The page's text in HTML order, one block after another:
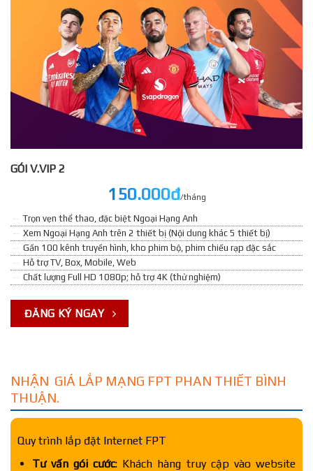
GÓI V.VIP 2
150.000đ/tháng
Trọn vẹn thể thao, đặc biệt Ngoại Hạng Anh
Xem Ngoại Hạng Anh trên 2 thiết bị (Nội dung khác 5 thiết bị)
Gần 100 kênh truyền hình, kho phim bộ, phim chiếu rạp đặc sắc
Hỗ trợ TV, Box, Mobile, Web
Chất lượng Full HD 1080p; hỗ trợ 4K (thử nghiệm)
ĐĂNG KÝ NGAY
NHẬN GIÁ LẮP MẠNG FPT PHAN THIẾT BÌNH
THUẬN.
Quy trình lắp đặt Internet FPT
Tư vấn gói cước: Khách hàng truy cập vào website